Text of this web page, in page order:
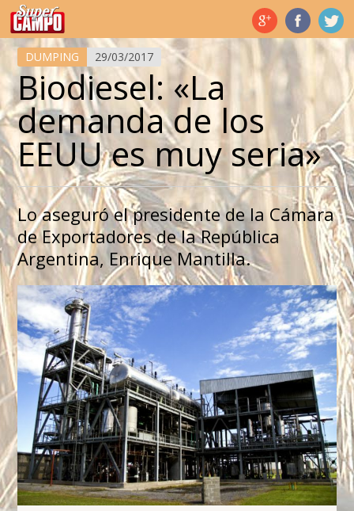
Temas de hoy
DUMPING 29/03/2017
Biodiesel: «La
demanda de los
EEUU es muy seria»
Lo aseguró el presidente de la Cámara
de Exportadores de la República
Argentina, Enrique Mantilla.